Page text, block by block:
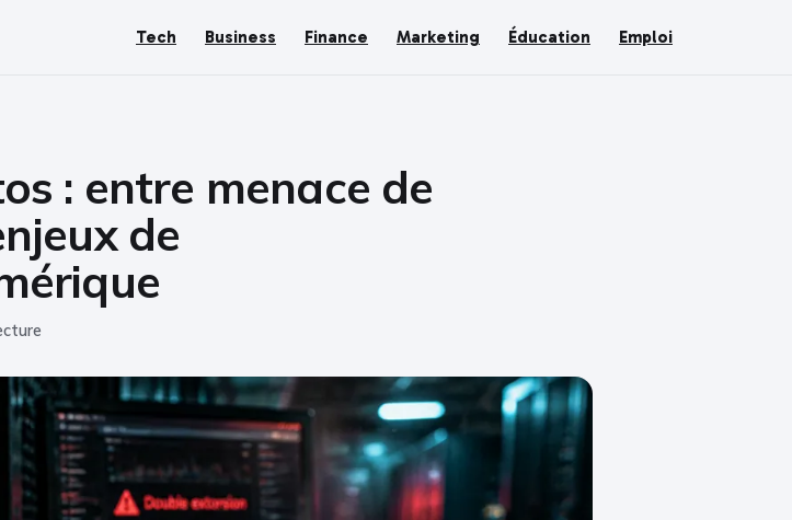
Tech Business Finance Marketing Éducation Emploi
: entre menace de
de